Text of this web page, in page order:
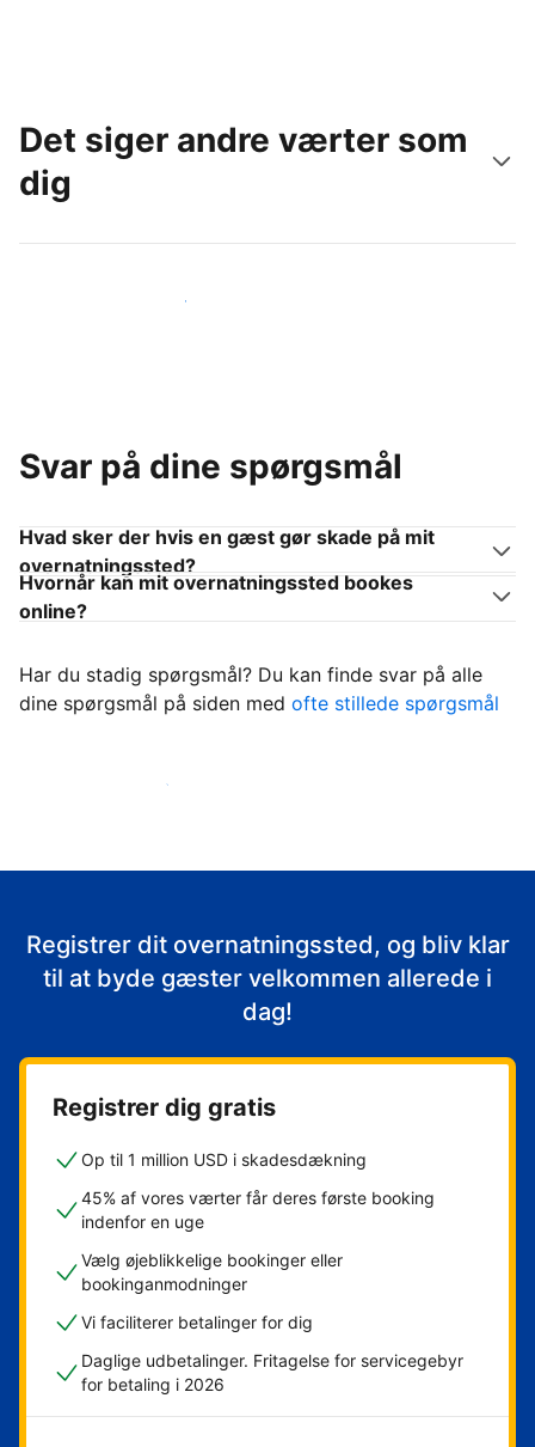
Det siger andre værter som
dig
Slut dig til andre værter som dig
Svar på dine spørgsmål
Hvad sker der hvis en gæst gør skade på mit
overnatningssted?
Hvornår kan mit overnatningssted bookes
online?
Har du stadig spørgsmål? Du kan finde svar på alle
dine spørgsmål på siden med ofte stillede spørgsmål
Begynd at tage imod gæster
Registrer dit overnatningssted, og bliv klar
til at byde gæster velkommen allerede i
dag!
Registrer dig gratis
Op til 1 million USD i skadesdækning
45% af vores værter får deres første booking
indenfor en uge
Vælg øjeblikkelige bookinger eller
bookinganmodninger
Vi faciliterer betalinger for dig
Daglige udbetalinger. Fritagelse for servicegebyr
for betaling i 2026